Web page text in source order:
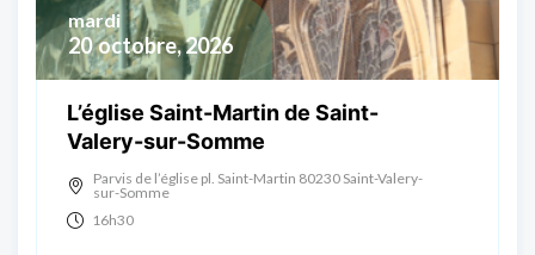
20 octobre, 2026
mardi
L’église Saint-Martin de Saint-
Valery-sur-Somme
Parvis de l’église pl. Saint-Martin 80230 Saint-Valery-
sur-Somme
16h30